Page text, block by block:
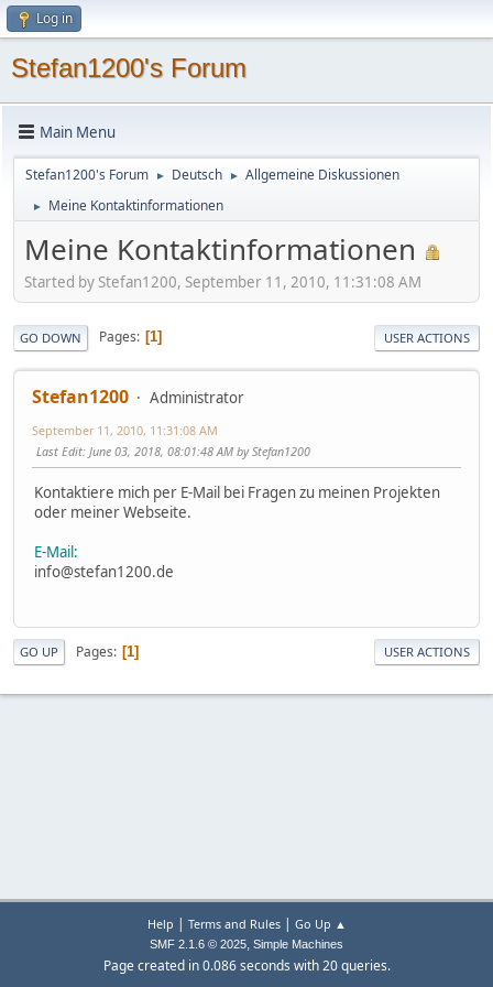
Log in
Stefan1200's Forum
Main Menu
Stefan1200's Forum ► Deutsch ► Allgemeine Diskussionen
► Meine Kontaktinformationen
Meine Kontaktinformationen
Started by Stefan1200, September 11, 2010, 11:31:08 AM
GO DOWN Pages 1 USER ACTIONS
Stefan1200 Administrator
September 11, 2010, 11:31:08 AM
Last Edit: June 03, 2018, 08:01:48 AM by Stefan1200
Kontaktiere mich per E-Mail bei Fragen zu meinen Projekten
oder meiner Webseite.
E-Mail:
info@stefan1200.de
GO UP Pages 1 USER ACTIONS
Help | Terms and Rules| Go Up ▲
SMF 2.1.6 © 2025, Simple Machines
Page created in 0.086 seconds with 20 queries.